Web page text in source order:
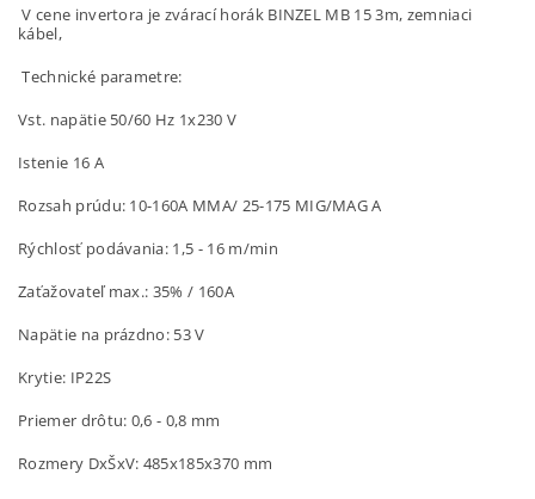
V cene invertora je zvárací horák BINZEL MB 15 3m, zemniaci
kábel,
Technické parametre:
Vst. napätie 50/60 Hz 1x230 V
Istenie 16 A
Rozsah prúdu: 10-160A MMA/ 25-175 MIG/MAG A
Rýchlosť podávania: 1,5 - 16 m/min
Zaťažovateľ max.: 35% / 160A
Napätie na prázdno: 53 V
Krytie: IP22S
Priemer drôtu: 0,6 - 0,8 mm
Rozmery DxŠxV: 485x185x370 mm